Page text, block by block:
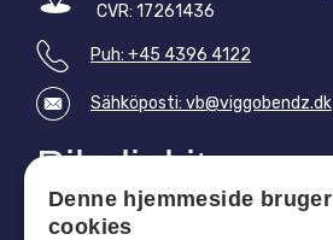
CVR: 17261436
Puh: +45 4396 4122
Sähköposti: vb@viggobendz.dk
Pikalinkit
Tietosuojakäytäntö
Myynti- ja toimitusehdot
Denne hjemmeside bruger
cookies